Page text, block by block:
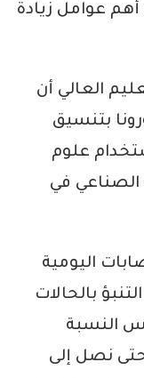
أهم عوامل زيادة
العالي أن
بتنسيق
علوم
الصناعي في
اليومية
بالحالات
النسبة
نصل إلى